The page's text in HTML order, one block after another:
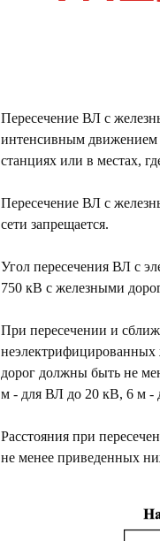
Пересечение ВЛ с
интенсивным движением
станциях или в местах,
Пересечение ВЛ с
сети запрещается.
Угол пересечения ВЛ с
750 кВ с железными
При пересечении и
неэлектрифицированных
дорог должны быть не
м - для ВЛ до 20 кВ, 6 м -
Расстояния при
не менее приведенных